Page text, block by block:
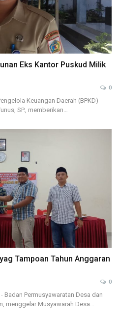
Eks Kantor Puskud Milik
0
Keuangan Daerah (BPKD)
SP., memberikan…
Tampoan Tahun Anggaran
0
- Badan Permusyawaratan Desa dan
menggelar Musyawarah Desa…